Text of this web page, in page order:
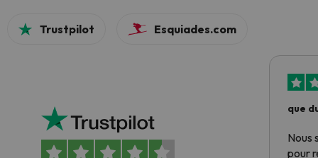
Trustpilot Esquiades.com
que
Nous
pour